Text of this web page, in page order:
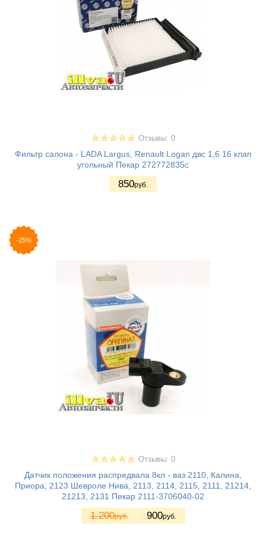
Отзывы: 0
Фильтр салона - LADA Largus, Renault Logan двс 1,6 16 клап
угольный Пекар 272772835с
850руб.
-25%
Отзывы: 0
Датчик положения распредвала 8кл - ваз 2110, Калина,
Приора, 2123 Шевроле Нива, 2113, 2114, 2115, 2111, 21214,
21213, 2131 Пекар 2111-3706040-02
1.200руб. 900руб.